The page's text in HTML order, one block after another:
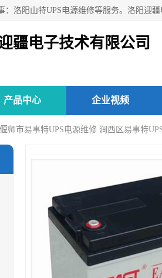
疆电子技术有限公司
产品中心 企业视频
师市易事特UPS电源维修 涧西区易事特